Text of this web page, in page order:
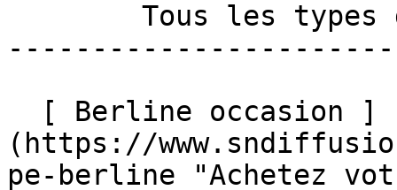
(https://
pe-berline "Achetez